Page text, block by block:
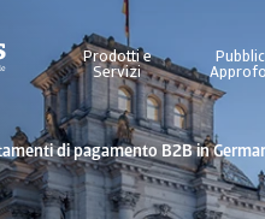
Prodotti e
Servizi
di pagamento B2B in